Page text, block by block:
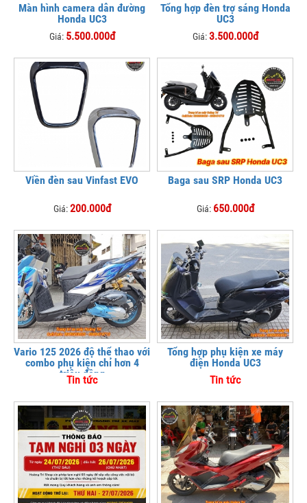
Màn hình camera dẫn đường
Honda UC3
Giá: 5.500.000đ
Tổng hợp đèn trợ sáng Honda
UC3
Giá:3.500.000đ
Viền đèn sau Vinfast EVO
Giá:200.000đ
Baga sau SRP Honda UC3
Giá: 650.000đ
Vario 125 2026 độ thể thao với
combo phụ kiện chỉ hơn 4
triệu đồng
Tin tức
Tổng hợp phụ kiện xe máy
điện Honda UC3
Tin tức